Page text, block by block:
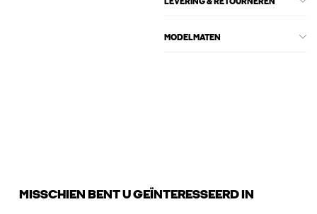
LEVERING & RETOURNEREN
MODELMATEN
MISSCHIEN BENT U GEÏNTERESSEERD IN